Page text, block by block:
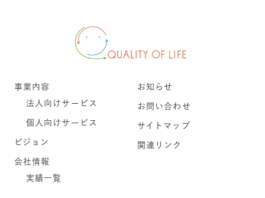
事業内容
法人向けサービス
個人向けサービス
ビジョン
会社情報
実績一覧
お知らせ
お問い合わせ
サイトマップ
関連リンク